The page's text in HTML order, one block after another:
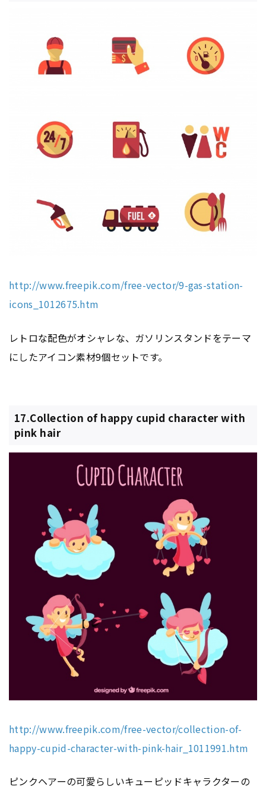
http://www.freepik.com/free-vector/9-gas-station-
icons_1012675.htm
レトロな配色がオシャレな、ガソリンスタンドをテーマ
にしたアイコン素材9個セットです。
17.Collection of happy cupid character with
pink hair
http://www.freepik.com/free-vector/collection-of-
happy-cupid-character-with-pink-hair_1011991.htm
ピンクヘアーの可愛らしいキューピッドキャラクターの